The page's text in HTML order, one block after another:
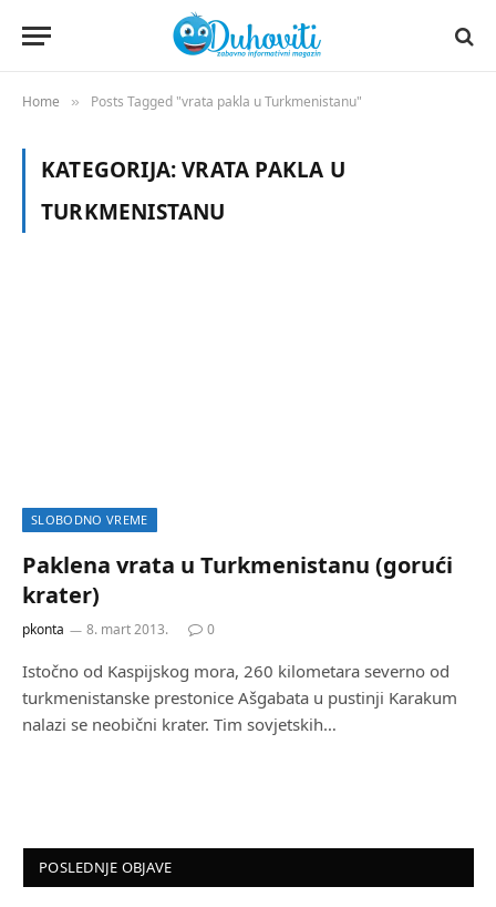
Home » Posts Tagged "vrata pakla u Turkmenistanu"
KATEGORIJA:VRATA PAKLA U
TURKMENISTANU
SLOBODNO VREME
Paklena vrata u Turkmenistanu (gorući
krater)
pkonta 8. mart 2013. 0
Istočno od Kaspijskog mora, 260 kilometara severno od
turkmenistanske prestonice Ašgabata u pustinji Karakum
nalazi se neobični krater. Tim sovjetskih…
POSLEDNJE OBJAVE